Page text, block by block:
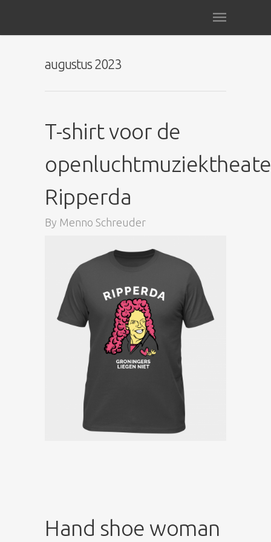
augustus 2023
T-shirt voor de
Ripperda
By Menno Schreuder
Hand shoe woman